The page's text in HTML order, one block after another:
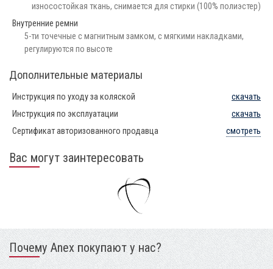
износостойкая ткань, снимается для стирки (100% полиэстер)
Внутренние ремни
5-ти точечные с магнитным замком, с мягкими накладками,
регулируются по высоте
Дополнительные материалы
Инструкция по уходу за коляской
скачать
Инструкция по эксплуатации
скачать
Сертификат авторизованного продавца
смотреть
Вас могут заинтересовать
Почему Anex покупают у нас?